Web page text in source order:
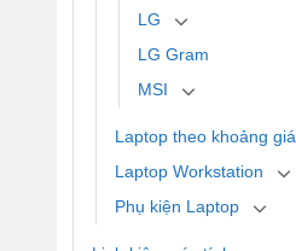
LG
LG Gram
MSI
Laptop theo khoảng giá
Laptop Workstation
Phụ kiện Laptop